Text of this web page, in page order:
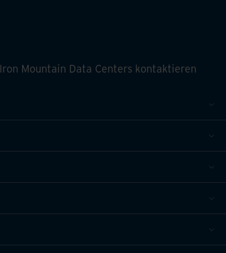
Iron Mountain Data Centers kontaktieren